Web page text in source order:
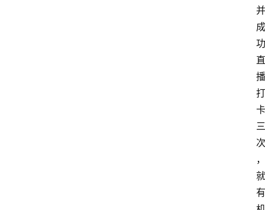
并
成
功
直
播
打
卡
三
次
，
就
有